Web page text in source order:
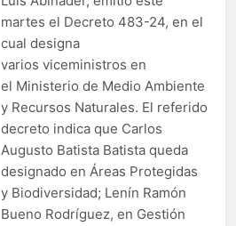
martes el Decreto 483-24, en el
cual designa
varios viceministros en
el Ministerio de Medio Ambiente
y Recursos Naturales. El referido
decreto indica que Carlos
Augusto Batista Batista queda
designado en Áreas Protegidas
y Biodiversidad; Lenín Ramón
Bueno Rodríguez, en Gestión